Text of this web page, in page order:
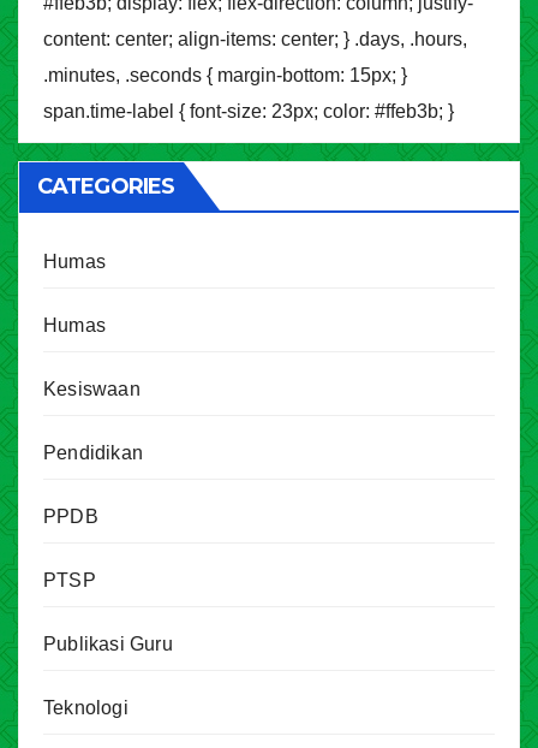
content: center; align-items: center; } .days, .hours,
.minutes, .seconds { margin-bottom: 15px; }
span.time-label { font-size: 23px; color: #ffeb3b; }
CATEGORIES
Humas
Humas
Kesiswaan
Pendidikan
PPDB
PTSP
Publikasi Guru
Teknologi